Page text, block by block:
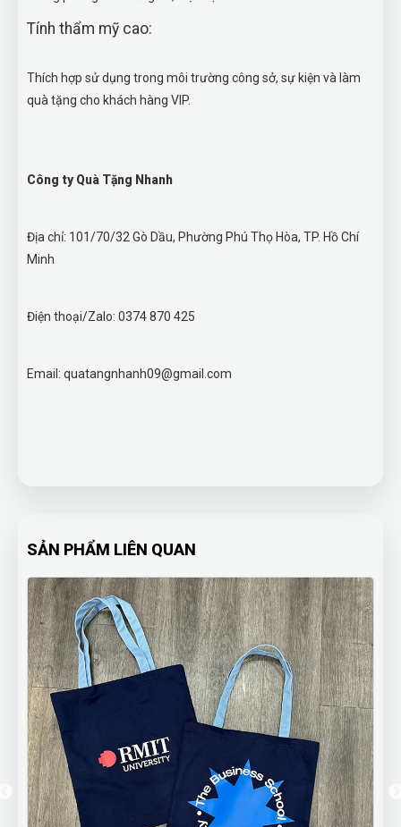
Tính thẩm mỹ cao:
Thích hợp sử dụng trong môi trường công sở, sự kiện và làm
quà tặng cho khách hàng VIP.
Công ty Quà Tặng Nhanh
Địa chỉ: 101/70/32 Gò Dầu, Phường Phú Thọ Hòa, TP. Hồ Chí
Minh
Điện thoại/Zalo: 0374 870 425
Email: quatangnhanh09@gmail.com
SẢN PHẨM LIÊN QUAN